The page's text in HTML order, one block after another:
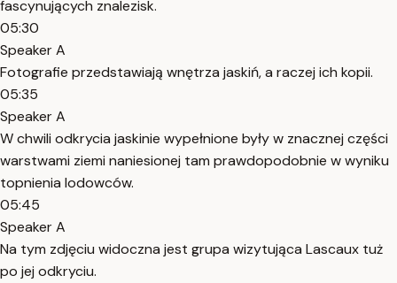
fascynujących znalezisk.
05:30
Speaker A
Fotografie przedstawiają wnętrza jaskiń, a raczej ich kopii.
05:35
Speaker A
W chwili odkrycia jaskinie wypełnione były w znacznej części
warstwami ziemi naniesionej tam prawdopodobnie w wyniku
topnienia lodowców.
05:45
Speaker A
Na tym zdjęciu widoczna jest grupa wizytująca Lascaux tuż
po jej odkryciu.